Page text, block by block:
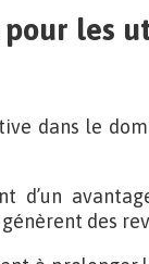
les
dans le
d’un
des